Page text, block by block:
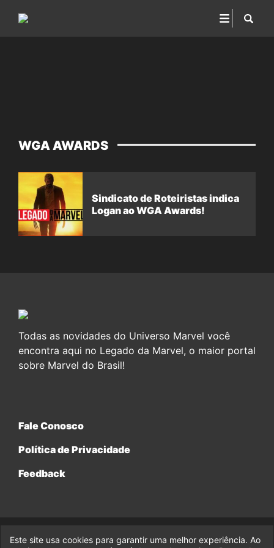
WGA AWARDS
Sindicato de Roteiristas indica
Logan ao WGA Awards!
Todas as novidades do Universo Marvel você
encontra aqui no Legado da Marvel, o maior portal
sobre Marvel do Brasil!
Fale Conosco
Política de Privacidade
Feedback
© 2017-2026 Legado da Marvel, uma empresa da Legado
Este site usa cookies para garantir uma melhor experiência. Ao